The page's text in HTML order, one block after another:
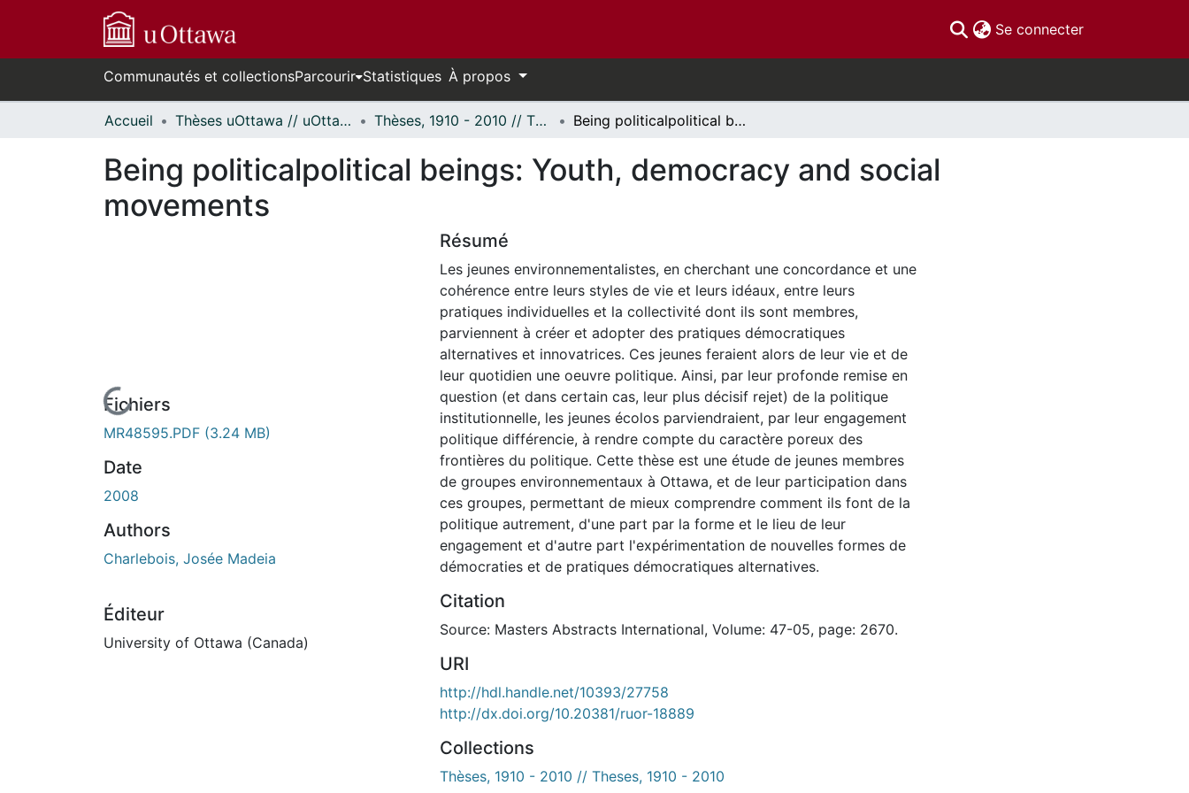
Se connecter(current)
Communautés et collectionsParcourir Statistiques À propos
Accueil Thèses uOttawa // uOttawa Theses Thèses, 1910 - 2010 // Theses, 1910 - 2010 Being politicalpolitical beings: Youth, democracy and social movements
Being politicalpolitical beings: Youth, democracy and social
movements
En cours de chargement...
Fichiers
MR48595.PDF (3.24 MB)
Date
2008
Authors
Charlebois, Josée Madeia
Éditeur
University of Ottawa (Canada)
Résumé
Les jeunes environnementalistes, en cherchant une concordance et une
cohérence entre leurs styles de vie et leurs idéaux, entre leurs
pratiques individuelles et la collectivité dont ils sont membres,
parviennent à créer et adopter des pratiques démocratiques
alternatives et innovatrices. Ces jeunes feraient alors de leur vie et de
leur quotidien une oeuvre politique. Ainsi, par leur profonde remise en
question (et dans certain cas, leur plus décisif rejet) de la politique
institutionnelle, les jeunes écolos parviendraient, par leur engagement
politique différencie, à rendre compte du caractère poreux des
frontières du politique. Cette thèse est une étude de jeunes membres
de groupes environnementaux à Ottawa, et de leur participation dans
ces groupes, permettant de mieux comprendre comment ils font de la
politique autrement, d'une part par la forme et le lieu de leur
engagement et d'autre part l'expérimentation de nouvelles formes de
démocraties et de pratiques démocratiques alternatives.
Citation
Source: Masters Abstracts International, Volume: 47-05, page: 2670.
URI
http://hdl.handle.net/10393/27758
http://dx.doi.org/10.20381/ruor-18889
Collections
Thèses, 1910 - 2010 // Theses, 1910 - 2010